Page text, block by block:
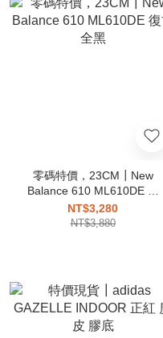
零碼特價，23CM┃New
Balance 610 ML610DE 復
古 全黑
NT$3,280
NT$3,880